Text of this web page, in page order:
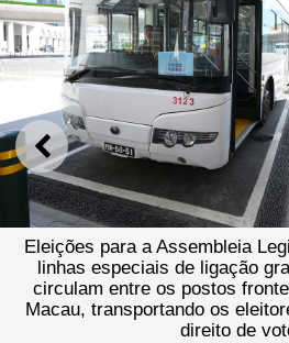
ANTERIOR
Eleições para a Assembleia
linhas especiais de ligação
circulam entre os postos
Macau, transportando os
direito de